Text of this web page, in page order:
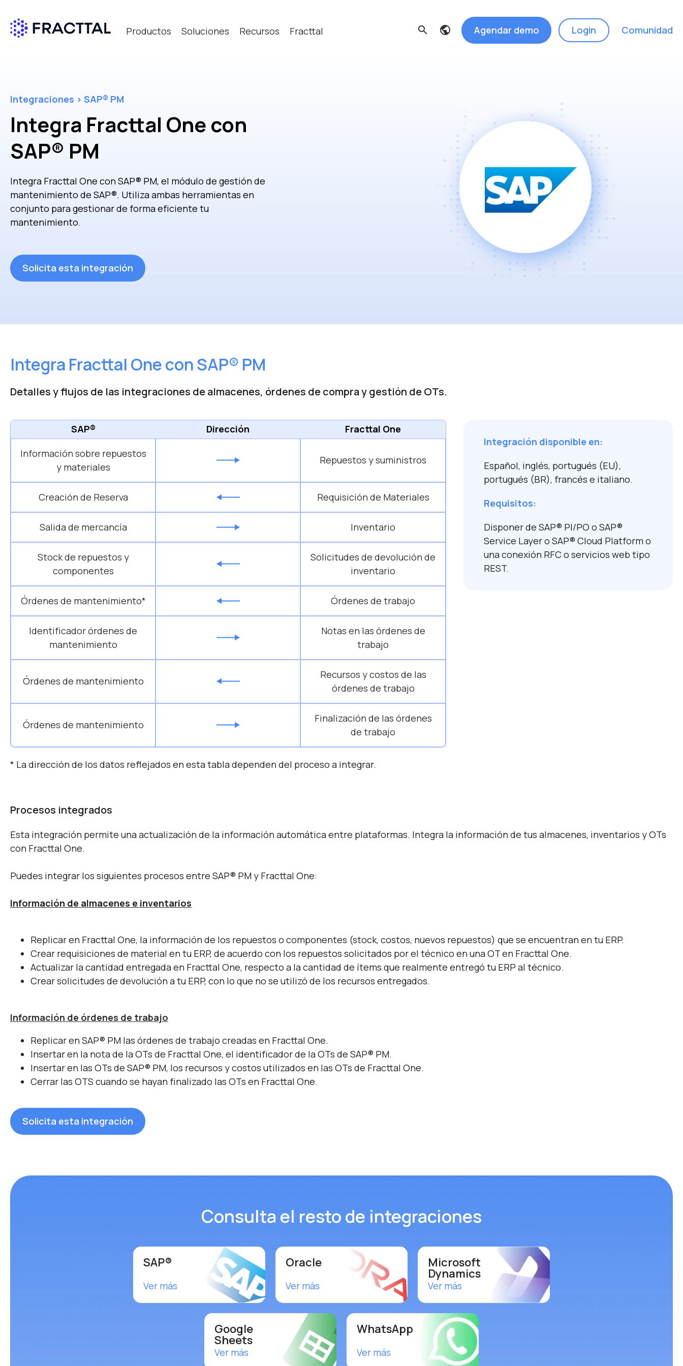
Productos Soluciones Recursos Fracttal search Agendar demo Login Comunidad
Integraciones > SAP® PM
Integra Fracttal One con
SAP® PM
Integra Fracttal One con SAP® PM, el módulo de gestión de
mantenimiento de SAP®. Utiliza ambas herramientas en
conjunto para gestionar de forma eficiente tu
mantenimiento.
Solicita esta integración
Integra Fracttal One con SAP® PM
Detalles y flujos de las integraciones de almacenes, órdenes de compra y gestión de OTs.
SAP® Dirección
Fracttal One
Información sobre repuestos
y materiales
Repuestos y suministros
Creación de Reserva Requisición de Materiales
Salida de mercancía Inventario
Stock de repuestos y
componentes
Solicitudes de devolución de
inventario
Órdenes de mantenimiento* Órdenes de trabajo
Identificador órdenes de
mantenimiento
Notas en las órdenes de
trabajo
Órdenes de mantenimiento
Recursos y costos de las
órdenes de trabajo
Órdenes de mantenimiento
Finalización de las órdenes
de trabajo
* La dirección de los datos reflejados en esta tabla dependen del proceso a integrar.
Integración disponible en:
Español, inglés, portugués (EU),
portugués (BR), francés e italiano.
Requisitos:
Disponer de SAP® PI/PO o SAP®
Service Layer o SAP® Cloud Platform o
una conexión RFC o servicios web tipo
REST.
Procesos integrados
Esta integración permite una actualización de la información automática entre plataformas. Integra la información de tus almacenes, inventarios y OTs
con Fracttal One.
Puedes integrar los siguientes procesos entre SAP® PM y Fracttal One:
Información de almacenes e inventarios
Replicar en Fracttal One, la información de los repuestos o componentes (stock, costos, nuevos repuestos) que se encuentran en tu ERP.
Crear requisiciones de material en tu ERP, de acuerdo con los repuestos solicitados por el técnico en una OT en Fracttal One.
Actualizar la cantidad entregada en Fracttal One, respecto a la cantidad de ítems que realmente entregó tu ERP al técnico.
Crear solicitudes de devolución a tu ERP, con lo que no se utilizó de los recursos entregados.
Información de órdenes de trabajo
Replicar en SAP® PM las órdenes de trabajo creadas en Fracttal One.
Insertar en la nota de la OTs de Fracttal One, el identificador de la OTs de SAP® PM.
Insertar en las OTs de SAP® PM, los recursos y costos utilizados en las OTs de Fracttal One.
Cerrar las OTS cuando se hayan finalizado las OTs en Fracttal One.
Solicita esta integración
Consulta el resto de integraciones
SAP®
Ver más
Oracle
Ver más
Microsoft
Dynamics
Ver más
Google
Sheets
Ver más
WhatsApp
Ver más